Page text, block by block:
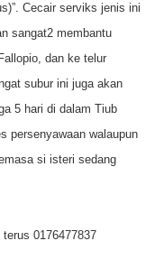
Cecair serviks jenis ini
sangat2 membantu
dan ke telur
subur ini juga akan
5 hari di dalam Tiub
persenyawaan walaupun
si isteri sedang
0176477837